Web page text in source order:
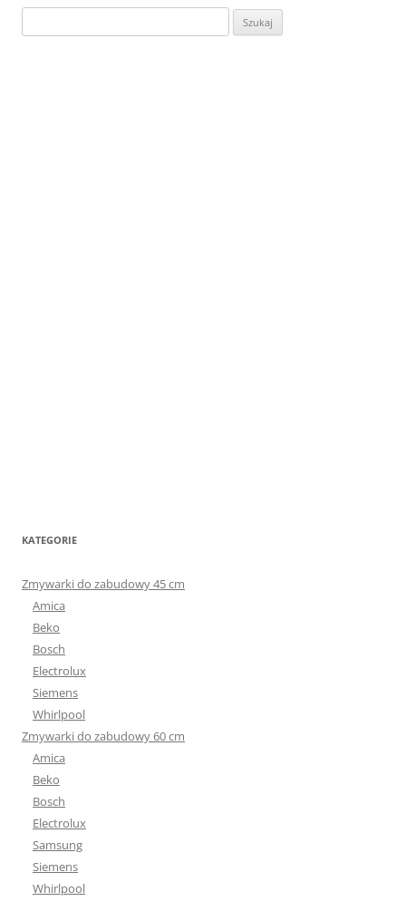
KATEGORIE
Zmywarki do zabudowy 45 cm
Amica
Beko
Bosch
Electrolux
Siemens
Whirlpool
Zmywarki do zabudowy 60 cm
Amica
Beko
Bosch
Electrolux
Samsung
Siemens
Whirlpool